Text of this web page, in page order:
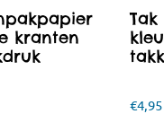
kranten
Tak
€4,95